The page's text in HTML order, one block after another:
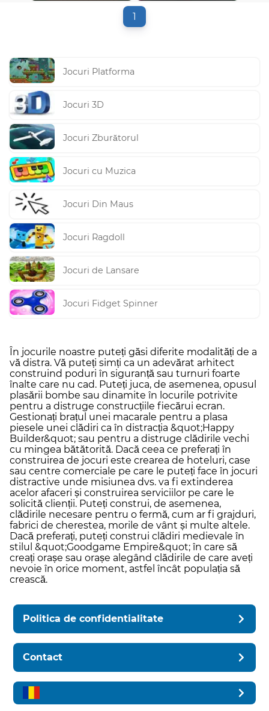
1
Jocuri Platforma
Jocuri 3D
Jocuri Zburătorul
Jocuri cu Muzica
Jocuri Din Maus
Jocuri Ragdoll
Jocuri de Lansare
Jocuri Fidget Spinner
În jocurile noastre puteți găsi diferite modalități de a
vă distra. Vă puteți simți ca un adevărat arhitect
construind poduri în siguranță sau turnuri foarte
înalte care nu cad. Puteți juca, de asemenea, opusul
plasării bombe sau dinamite în locurile potrivite
pentru a distruge construcțiile fiecărui ecran.
Gestionați brațul unei macarale pentru a plasa
piesele unei clădiri ca în distracția &quot;Happy
Builder&quot; sau pentru a distruge clădirile vechi
cu mingea bătătorită. Dacă ceea ce preferați în
construirea de jocuri este crearea de hoteluri, case
sau centre comerciale pe care le puteți face în jocuri
distractive unde misiunea dvs. va fi extinderea
acelor afaceri și construirea serviciilor pe care le
solicită clienții. Puteți construi, de asemenea,
clădirile necesare pentru o fermă, cum ar fi grajduri,
fabrici de cherestea, morile de vânt și multe altele.
Dacă preferați, puteți construi clădiri medievale în
stilul &quot;Goodgame Empire&quot; în care să
creați orașe sau orașe alegând clădirile de care aveți
nevoie în orice moment, astfel încât populația să
crească.
Politica de confidentialitate
Contact